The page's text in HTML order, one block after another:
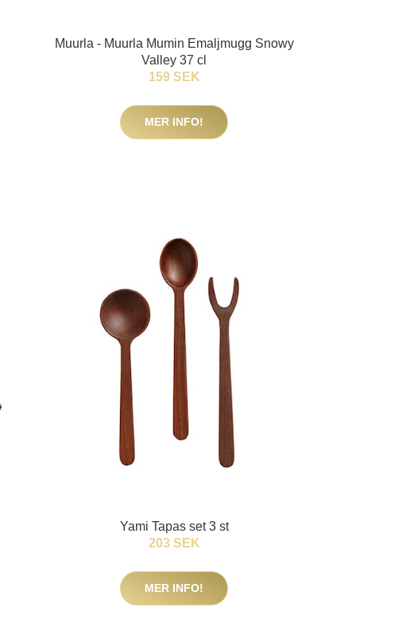
Muurla - Muurla Mumin Emaljmugg Snowy
Valley 37 cl
159 SEK
MER INFO!
Yami Tapas set 3 st
203 SEK
MER INFO!